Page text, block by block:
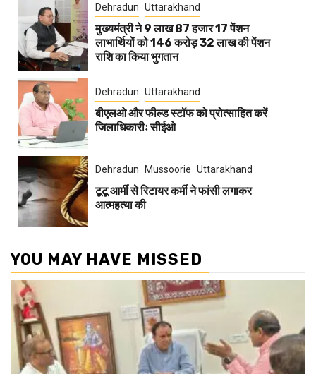
Dehradun Uttarakhand
मुख्यमंत्री ने 9 लाख 87 हजार 17 पेंशन
लाभार्थियों को 146 करोड़ 32 लाख की पेंशन
राशि का किया भुगतान
Dehradun Uttarakhand
बीएलओ और फील्ड स्टॉफ को प्रोत्साहित करें
जिलाधिकारीः सीईओ
Dehradun Mussoorie Uttarakhand
टूटू आर्मी से रिटायर कर्मी ने फांसी लगाकर
आत्महत्या की
YOU MAY HAVE MISSED